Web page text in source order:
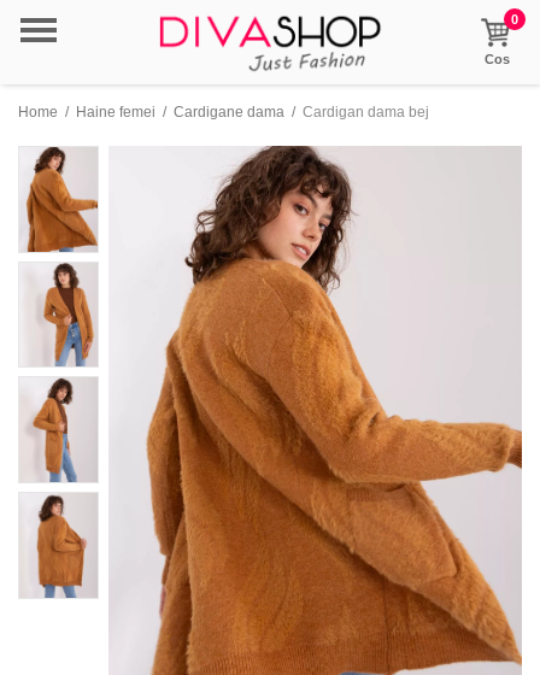
0
Cos
Home / Haine femei / Cardigane dama / Cardigan dama bej